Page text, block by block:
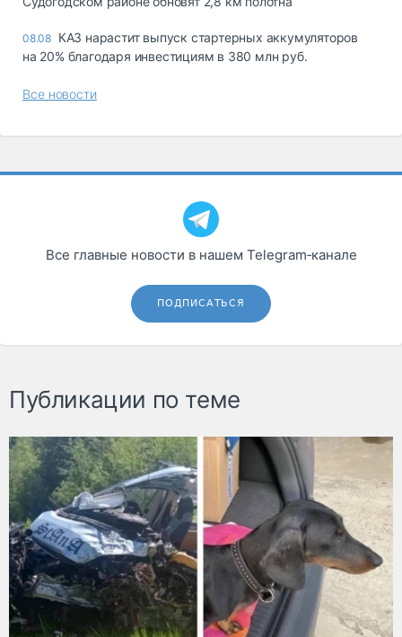
08.08 КАЗ нарастит выпуск стартерных аккумуляторов
на 20% благодаря инвестициям в 380 млн руб.
Все новости
Все главные новости в нашем Telegram‑канале
ПОДПИСАТЬСЯ
Публикации по теме